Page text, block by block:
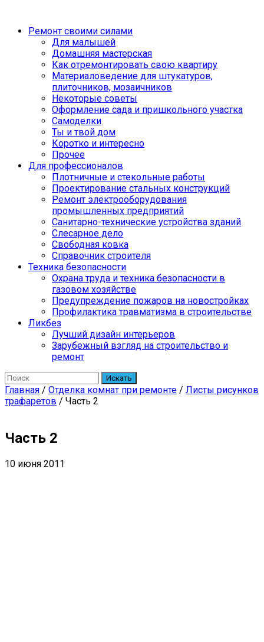
Ремонт своими силами
Для малышей
Домашняя мастерская
Как отремонтировать свою квартиру
Материаловедение для штукатуров,
плиточников, мозаичников
Некоторые советы
Оформление сада и пришкольного участка
Самоделки
Ты и твой дом
Коротко и интересно
Прочее
Для профессионалов
Плотничные и стекольные работы
Проектирование стальных конструкций
Ремонт электрооборудования
промышленных предприятий
Санитарно-технические устройства зданий
Слесарное дело
Свободная ковка
Справочник строителя
Техника безопасности
Охрана труда и техника безопасности в
газовом хозяйстве
Предупреждение пожаров на новостройках
Профилактика травматизма в строительстве
Ликбез
Лучший дизайн интерьеров
Зарубежный взгляд на строительство и
ремонт
Искать
Главная / Отделка комнат при ремонте / Листы рисунков
трафаретов / Часть 2
Часть 2
10 июня 2011